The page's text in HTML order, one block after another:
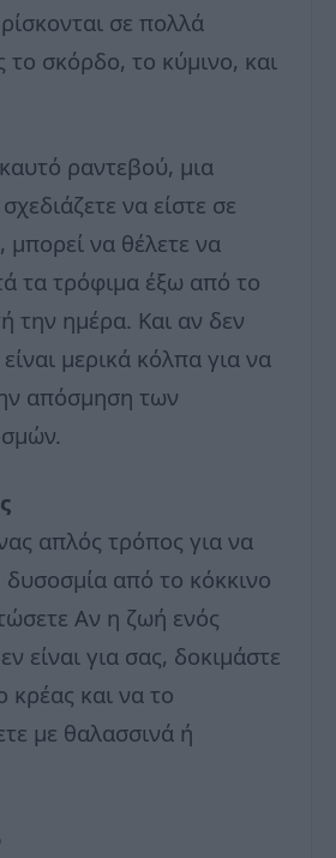
σε πολλά
σκόρδο, το κύμινο, και
ραντεβού, μια
να είστε σε
να θέλετε να
τα τρόφιμα έξω από το
την ημέρα. Και αν δεν
μερικά κόλπα για να
απόσμηση των
απλός τρόπος για να
δυσοσμία από το κόκκινο
Αν η ζωή ενός
είναι για σας, δοκιμάστε
κρέας και να το
με θαλασσινά ή